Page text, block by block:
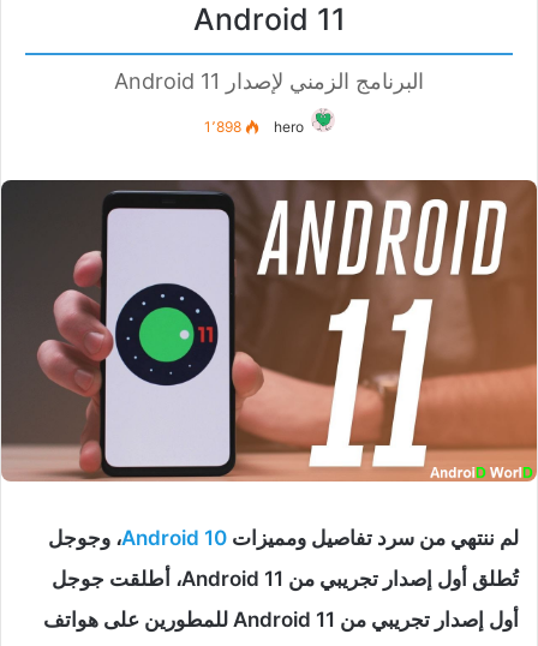
Android 11
البرنامج الزمني لإصدار Android 11
hero 1٬898
لم ننتهي من سرد تفاصيل ومميزات Android 10، وجوجل
تُطلق أول إصدار تجريبي من Android 11، أطلقت جوجل
أول إصدار تجريبي من Android 11 للمطورين على هواتف